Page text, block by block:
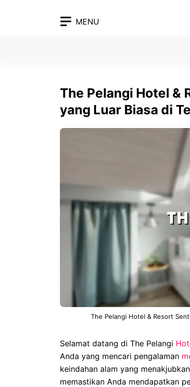
MENU
The Pelangi Hotel &
yang Luar Biasa di
The Pelangi Hotel & Resort
Selamat datang di The Pelangi
Anda yang mencari pengalaman
keindahan alam yang
memastikan Anda mendapatkan